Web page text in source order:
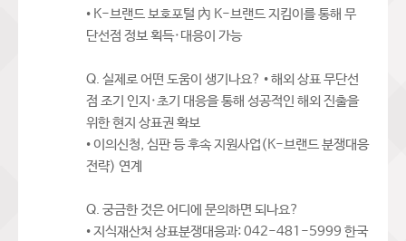
• K-브랜드 보호포털 內 K-브랜드 지킴이를 통해 무
단선점 정보 획득·대응이 가능
Q. 실제로 어떤 도움이 생기나요? • 해외 상표 무단선
점 조기 인지·초기 대응을 통해 성공적인 해외 진출을
위한 현지 상표권 확보
• 이의신청, 심판 등 후속 지원사업(K-브랜드 분쟁대응
전략) 연계
Q. 궁금한 것은 어디에 문의하면 되나요?
• 지식재산처 상표분쟁대응과: 042-481-5999 한국